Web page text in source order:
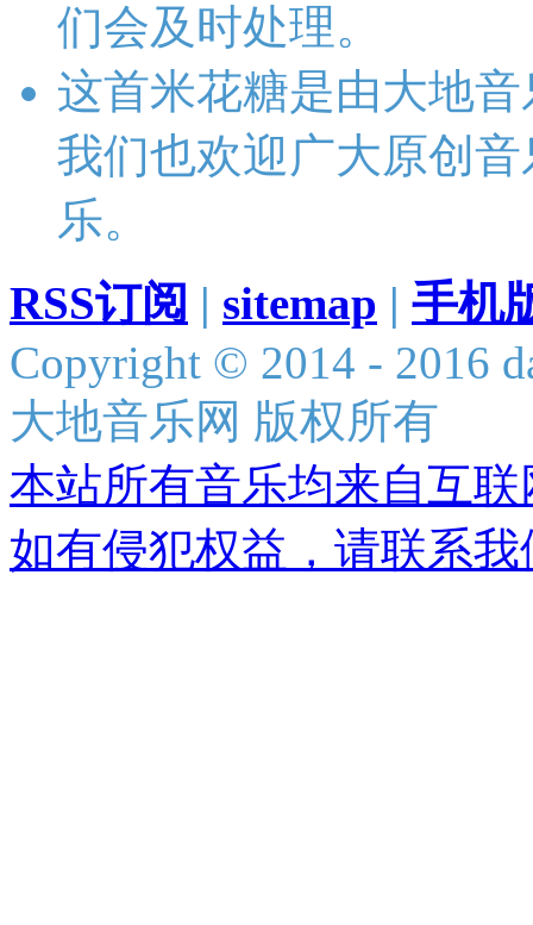
们会及时处理。
这首米花糖是由大地
我们也欢迎广大原创
乐。
RSS订阅 | sitemap | 手机
Copyright © 2014 - 2016
大地音乐网 版权所有
本站所有音乐均来自互
如有侵犯权益，请联系